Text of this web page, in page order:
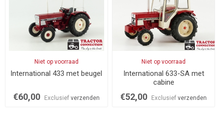
Niet op voorraad
International 433 met beugel
€60,00 Exclusief verzenden
Niet op voorraad
International 633-SA met
cabine
€52,00 Exclusiefverzenden